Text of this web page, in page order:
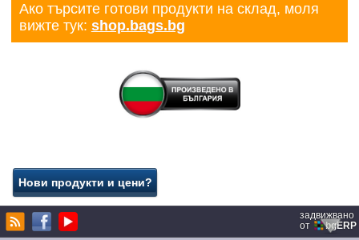
Ако търсите готови продукти на склад, моля
вижте тук: shop.bags.bg
задвижвано
от
bgERP